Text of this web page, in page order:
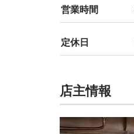
営業時間
定休日
店主情報